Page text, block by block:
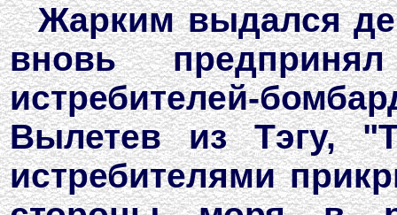
Жарким выдался
вновь
истребителей-
Вылетев из Тэгу,
истребителями